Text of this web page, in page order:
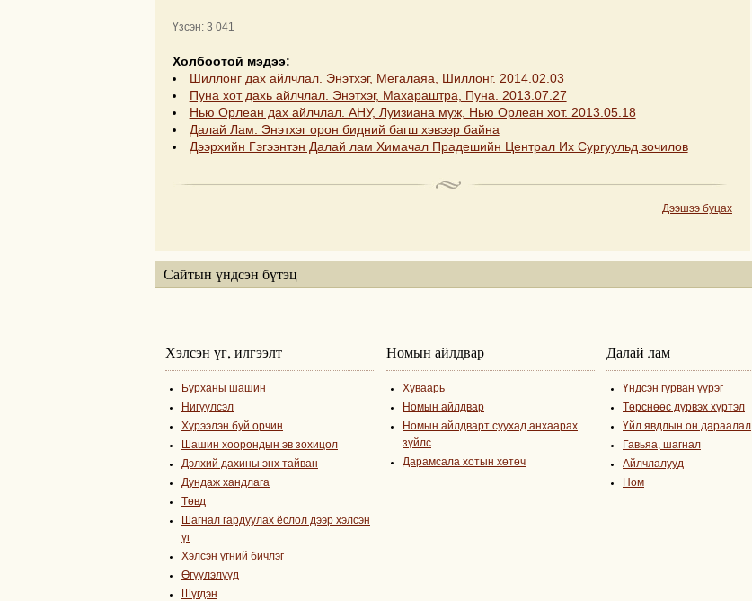
Үзсэн: 3 041
Холбоотой мэдээ:
Шиллонг дах айлчлал. Энэтхэг, Мегалаяа, Шиллонг. 2014.02.03
Пуна хот дахь айлчлал. Энэтхэг, Махараштра, Пуна. 2013.07.27
Нью Орлеан дах айлчлал. АНУ, Луизиана муж, Нью Орлеан хот. 2013.05.18
Далай Лам: Энэтхэг орон бидний багш хэвээр байна
Дээрхийн Гэгээнтэн Далай лам Химачал Прадешийн Централ Их Сургуульд зочилов
Дээшээ буцах
Сайтын үндсэн бүтэц
Хэлсэн үг, илгээлт
Бурханы шашин
Нигүүлсэл
Хүрээлэн буй орчин
Шашин хоорондын эв зохицол
Дэлхий дахины энх тайван
Дундаж хандлага
Төвд
Шагнал гардуулах ёслол дээр хэлсэн
үг
Хэлсэн үгний бичлэг
Өгүүлэлүүд
Шүгдэн
Номын айлдвар
Хуваарь
Номын айлдвар
Номын айлдварт суухад анхаарах
зүйлс
Дарамсала хотын хөтөч
Далай лам
Үндсэн гурван үүрэг
Төрснөөс дүрвэх хүртэл
Үйл явдлын он дараалал
Гавьяа, шагнал
Айлчлалууд
Ном